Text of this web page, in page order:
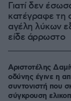
Γιατί δεν
κατέγραφε τη
αγέλη λύκων
είδε άρρωστο
Αριστοτέλης
οδύνης έγινε η
συντονιστή που
σύγκρουση